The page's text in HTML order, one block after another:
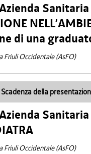
di una
Friuli Occidentale (AsFO)
Scadenza della
Friuli Occidentale (AsFO)